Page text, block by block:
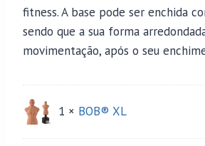
fitness. A base pode ser enchida
sendo que a sua forma
movimentação, após o seu
1 × BOB® XL